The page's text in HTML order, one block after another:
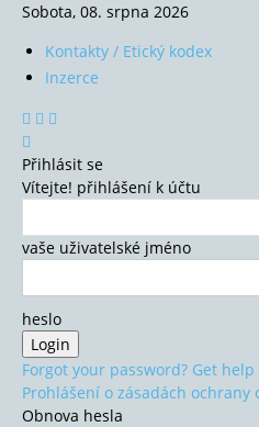
Sobota, 08. srpna 2026
Kontakty / Etický kodex
Inzerce
Přihlásit se
Vítejte! přihlášení k účtu
vaše uživatelské jméno
heslo
Forgot your password? Get help
Prohlášení o zásadách ochrany
Obnova hesla